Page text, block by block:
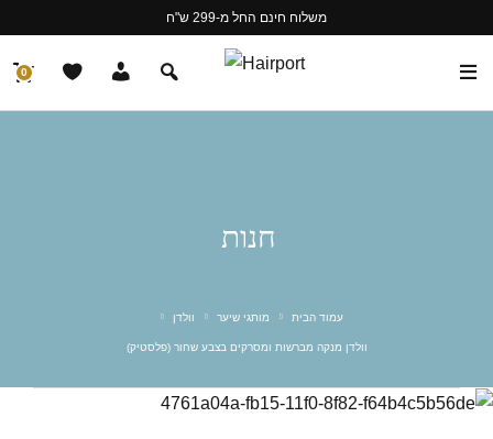
משלוח חינם החל מ-299 ש"ח
0
חנות
עמוד הבית מותגי שיער וולדן
וולדן מנקה מברשות ומסרקים בצבע שחור (פלסטיק)